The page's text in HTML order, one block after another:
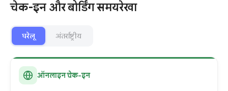
चेक-इन और बोर्डिंग समयरेखा
घरेलू अंतर्राष्ट्रीय
ऑनलाइन चेक-इन